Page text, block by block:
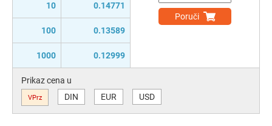
10 0.14771
100 0.13589
1000 0.12999
Poruči
Prikaz cena u
VPrz DIN EUR USD